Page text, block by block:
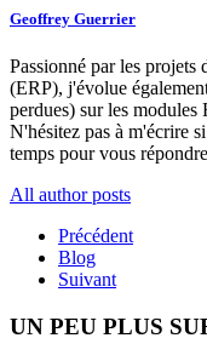
Geoffrey Guerrier
Passionné par les
(ERP), j'évolue
perdues) sur les
N'hésitez pas à m'écrire
temps pour vous
All author posts
Précédent
Blog
Suivant
UN PEU PLUS